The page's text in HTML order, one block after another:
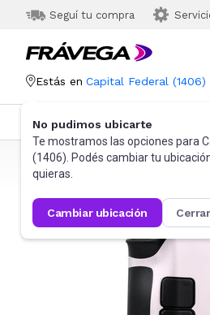
Seguí tu compra
Estás en Capital Federal (1406)
No pudimos ubicarte
Te mostramos las opciones para
(1406). Podés cambiar tu
quieras.
cambiar ubicación cerrar
Categorías Más Vendidos
Frávega Videojuegos Accesorios